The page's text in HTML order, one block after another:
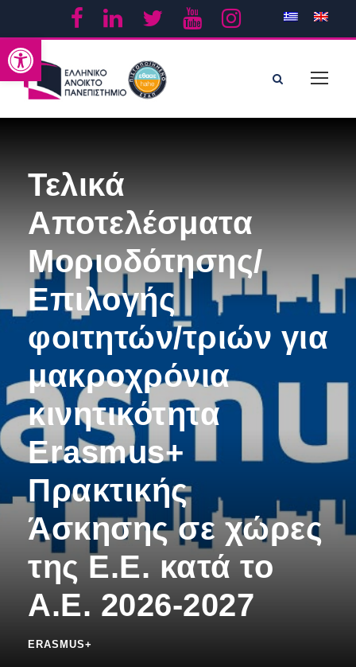
Ανοίξτε τη γραμμή εργαλείων
Τελικά
Αποτελέσματα
Μοριοδότησης/
Επιλογής
φοιτητών/τριών για
μακροχρόνια
κινητικότητα
Erasmus+
Πρακτικής
Άσκησης σε χώρες
της Ε.Ε. κατά το
Α.Ε. 2026-2027
ERASMUS+